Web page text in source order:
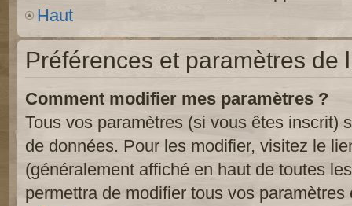
Haut
Préférences et paramètres de
Comment modifier mes paramètres ?
Tous vos paramètres (si vous êtes inscrit)
de données. Pour les modifier, visitez le
(généralement affiché en haut de toutes
permettra de modifier tous vos paramètres